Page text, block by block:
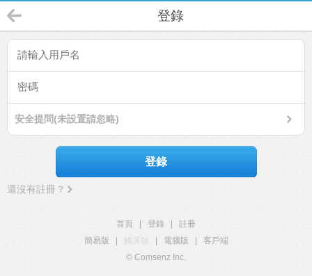
登錄
安全提問(未設置請忽略)
登錄
還沒有註冊？
首頁 登錄
註冊
簡易版
觸屏版 電腦版
客戶端
© Comsenz Inc.